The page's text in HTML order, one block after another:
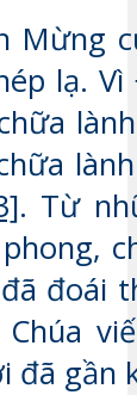
Mừng
lạ.
. Từ
đoái
đã gần